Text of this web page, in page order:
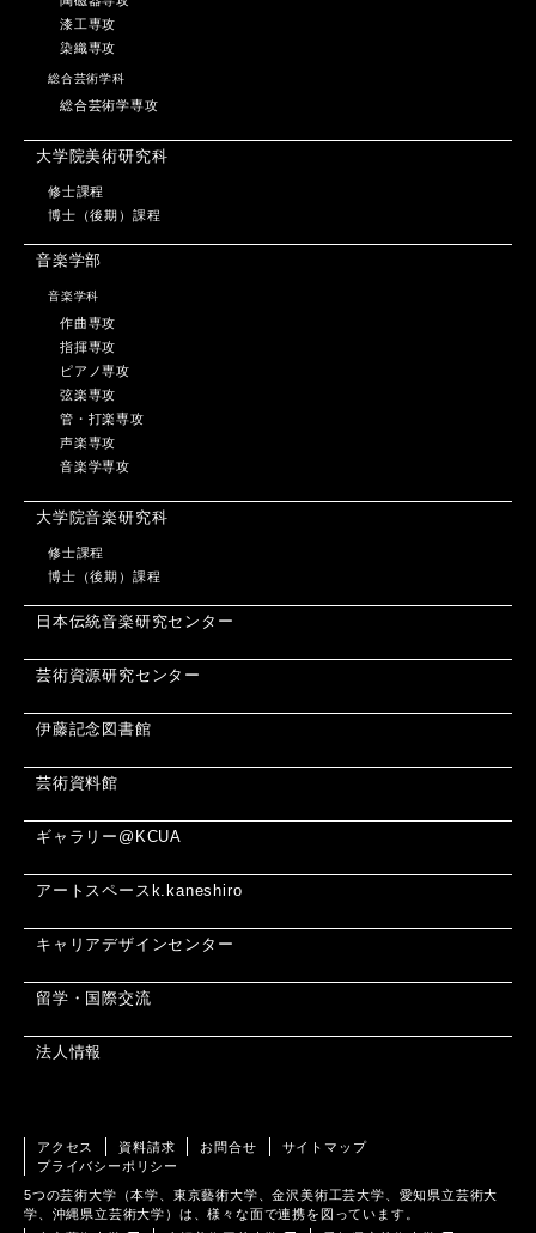
漆工専攻
染織専攻
総合芸術学科
総合芸術学専攻
大学院美術研究科
修士課程
博士（後期）課程
音楽学部
音楽学科
作曲専攻
指揮専攻
ピアノ専攻
弦楽専攻
管・打楽専攻
声楽専攻
音楽学専攻
大学院音楽研究科
修士課程
博士（後期）課程
日本伝統音楽研究センター
芸術資源研究センター
伊藤記念図書館
芸術資料館
ギャラリー@KCUA
アートスペースk.kaneshiro
キャリアデザインセンター
留学・国際交流
法人情報
アクセス 資料請求 お問合せ
サイトマップ
プライバシーポリシー
5つの芸術大学（本学、東京藝術大学、金沢美術工芸大学、愛知県立芸術大
学、沖縄県立芸術大学）は、様々な面で連携を図っています。